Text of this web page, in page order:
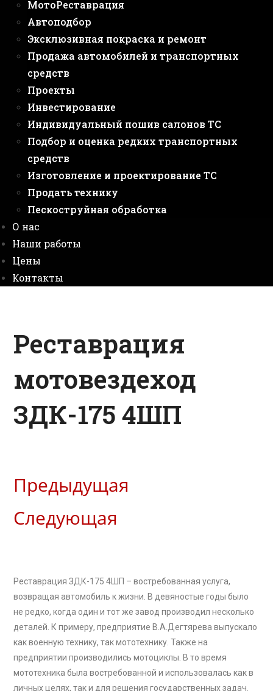
МотоРеставрация
Автоподбор
Эксклюзивная покраска и ремонт
Продажа автомобилей и транспортных
средств
Проекты
Инвестирование
Индивидуальный пошив салонов ТС
Подбор и оценка редких транспортных
средств
Изготовление и проектирование ТС
Продать технику
Пескоструйная обработка
О нас
Наши работы
Цены
Контакты
Реставрация
мотовездеход
ЗДК-175 4ШП
Предыдущая
Следующая
Реставрация ЗДК-175 4ШП – востребованная услуга,
возвращая автомобиль к жизни. В девяностые годы было
не редко, когда один и тот же завод производил несколько
деталей. К примеру, предприятие В.А.Дегтярева выпускало
как военную технику, так мототехнику. Также на
предприятии производились мотоциклы. В то время
мототехника была востребованной и использовалась как в
личных целях, так и для решения государственных задач.